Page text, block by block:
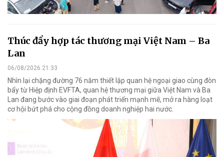
Thúc đẩy hợp tác thương mại Việt Nam – Ba
Lan
06/08/2026 21:33
Nhìn lại chặng đường 76 năm thiết lập quan hệ ngoại giao cùng đòn
bẩy từ Hiệp định EVFTA, quan hệ thương mại giữa Việt Nam và Ba
Lan đang bước vào giai đoạn phát triển mạnh mẽ, mở ra hàng loạt
cơ hội bứt phá cho cộng đồng doanh nghiệp hai nước.